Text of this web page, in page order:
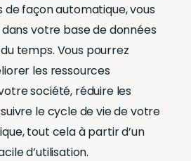
façon automatique, vous
votre base de données
temps. Vous pourrez
les ressources
société, réduire les
le cycle de vie de votre
tout cela à partir d’un
d’utilisation.